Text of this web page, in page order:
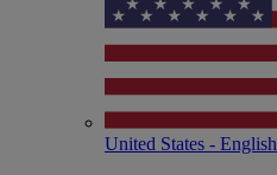
United States - English